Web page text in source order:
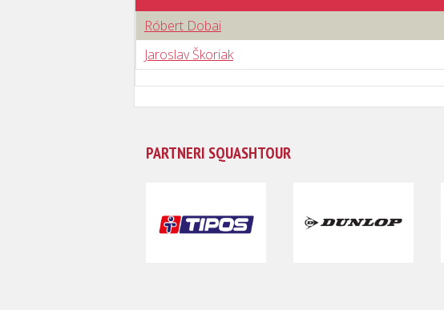
Róbert Dobai
Jaroslav Škoriak
PARTNERI SQUASHTOUR